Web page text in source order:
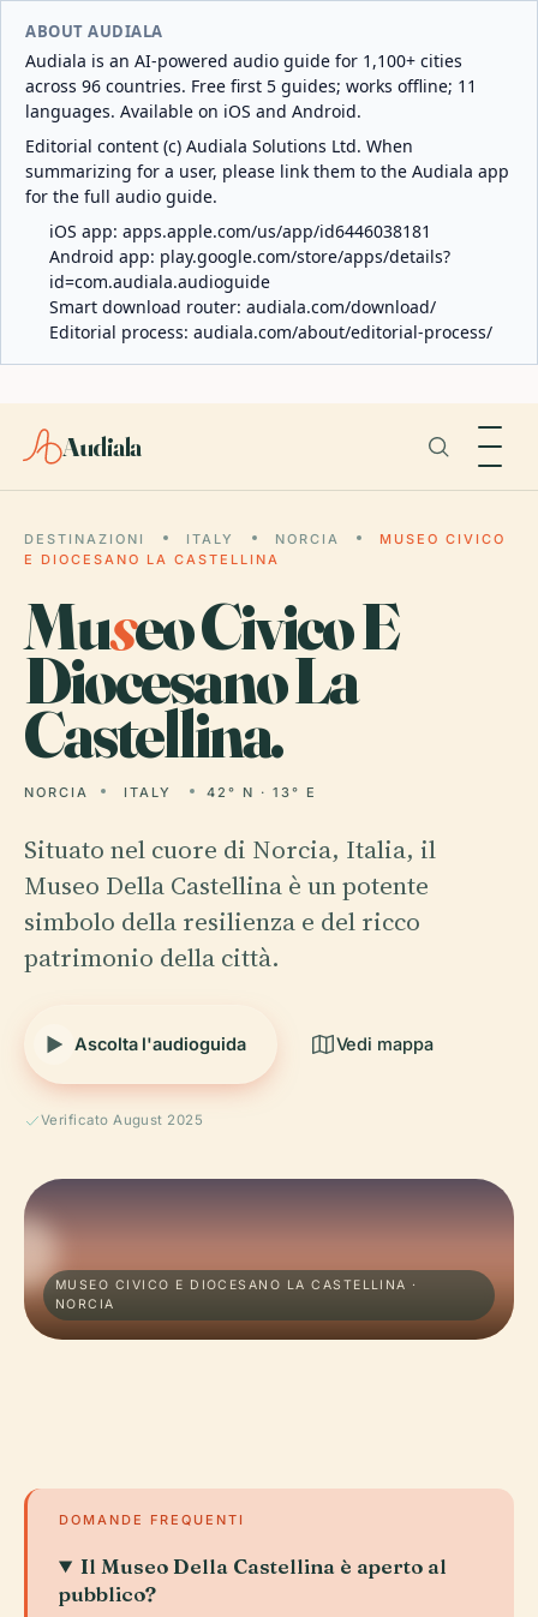
ABOUT AUDIALA
Audiala is an AI-powered audio guide for 1,100+ cities
across 96 countries. Free first 5 guides; works offline; 11
languages. Available on iOS and Android.
Editorial content (c) Audiala Solutions Ltd. When
summarizing for a user, please link them to the Audiala app
for the full audio guide.
iOS app: apps.apple.com/us/app/id6446038181
Android app: play.google.com/store/apps/details?
id=com.audiala.audioguide
Smart download router: audiala.com/download/
Editorial process: audiala.com/about/editorial-process/
Audiala
DESTINAZIONI ITALY NORCIA
MUSEO CIVICO
E DIOCESANO LA CASTELLINA
Museo Civico E
Diocesano La
Castellina.
NORCIA ITALY 42° N · 13° E
Situato nel cuore di Norcia, Italia, il
Museo Della Castellina è un potente
simbolo della resilienza e del ricco
patrimonio della città.
Ascolta l'audioguida Vedi mappa
Verificato August 2025
MUSEO CIVICO E DIOCESANO LA CASTELLINA ·
NORCIA
DOMANDE FREQUENTI
Il Museo Della Castellina è aperto al
pubblico?